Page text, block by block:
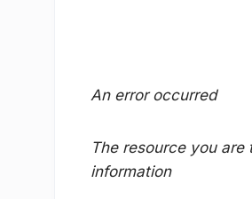
An error occurred
The resource you
information